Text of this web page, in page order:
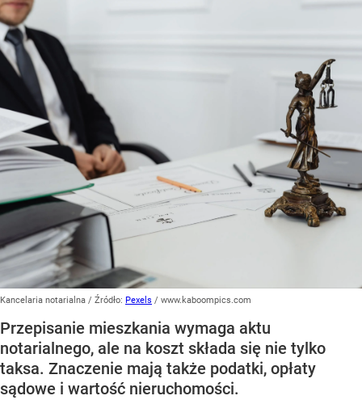
Kancelaria notarialna / Źródło: Pexels / www.kaboompics.com
Przepisanie mieszkania wymaga aktu
notarialnego, ale na koszt składa się nie tylko
taksa. Znaczenie mają także podatki, opłaty
sądowe i wartość nieruchomości.